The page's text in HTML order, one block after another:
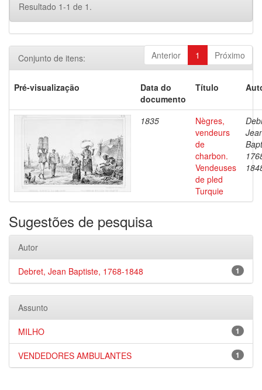
Resultado 1-1 de 1.
Anterior 1 Próximo
Conjunto de itens:
Pré-visualização
Data do
documento
Título
1835
Nègres,
vendeurs
de
charbon.
Vendeuses
de pled
Turquie
Sugestões de pesquisa
Autor
1
Debret, Jean Baptiste, 1768-1848
Assunto
1
MILHO
1
VENDEDORES AMBULANTES